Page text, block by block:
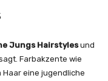
Jungs Hairstylesund
Farbakzente wie
Haar eine jugendliche